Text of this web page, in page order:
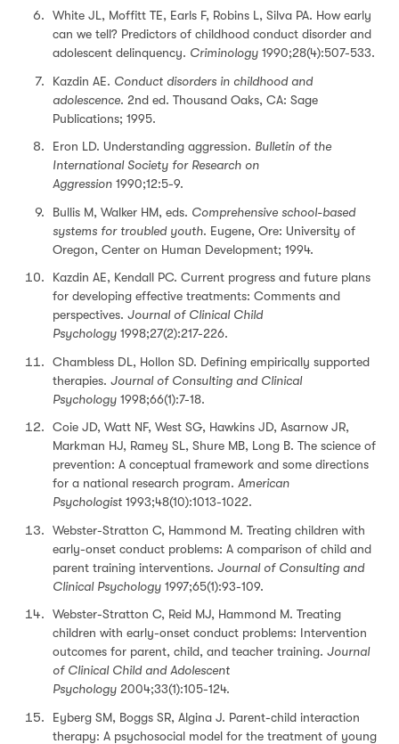
White JL, Moffitt TE, Earls F, Robins L, Silva PA. How early
can we tell? Predictors of childhood conduct disorder and
adolescent delinquency. Criminology 1990;28(4):507-533.
Kazdin AE. Conduct disorders in childhood and
adolescence. 2nd ed. Thousand Oaks, CA: Sage
Publications; 1995.
Eron LD. Understanding aggression. Bulletin of the
International Society for Research on
Aggression 1990;12:5-9.
Bullis M, Walker HM, eds. Comprehensive school-based
systems for troubled youth. Eugene, Ore: University of
Oregon, Center on Human Development; 1994.
Kazdin AE, Kendall PC. Current progress and future plans
for developing effective treatments: Comments and
perspectives. Journal of Clinical Child
Psychology 1998;27(2):217-226.
Chambless DL, Hollon SD. Defining empirically supported
therapies. Journal of Consulting and Clinical
Psychology 1998;66(1):7-18.
Coie JD, Watt NF, West SG, Hawkins JD, Asarnow JR,
Markman HJ, Ramey SL, Shure MB, Long B. The science of
prevention: A conceptual framework and some directions
for a national research program. American
Psychologist 1993;48(10):1013-1022.
Webster-Stratton C, Hammond M. Treating children with
early-onset conduct problems: A comparison of child and
parent training interventions. Journal of Consulting and
Clinical Psychology 1997;65(1):93-109.
Webster-Stratton C, Reid MJ, Hammond M. Treating
children with early-onset conduct problems: Intervention
outcomes for parent, child, and teacher training. Journal
of Clinical Child and Adolescent
Psychology 2004;33(1):105-124.
Eyberg SM, Boggs SR, Algina J. Parent-child interaction
therapy: A psychosocial model for the treatment of young